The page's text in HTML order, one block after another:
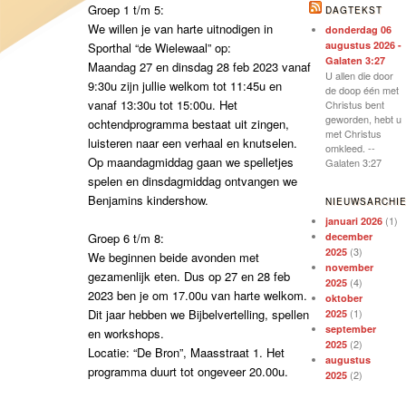
Groep 1 t/m 5:
We willen je van harte uitnodigen in
Sporthal “de Wielewaal” op:
Maandag 27 en dinsdag 28 feb 2023 vanaf
9:30u zijn jullie welkom tot 11:45u en
vanaf 13:30u tot 15:00u. Het
ochtendprogramma bestaat uit zingen,
luisteren naar een verhaal en knutselen.
Op maandagmiddag gaan we spelletjes
spelen en dinsdagmiddag ontvangen we
Benjamins kindershow.
Groep 6 t/m 8:
We beginnen beide avonden met
gezamenlijk eten. Dus op 27 en 28 feb
2023 ben je om 17.00u van harte welkom.
Dit jaar hebben we Bijbelvertelling, spellen
en workshops.
Locatie: “De Bron”, Maasstraat 1. Het
programma duurt tot ongeveer 20.00u.
DAGTEKST
donderdag 06
augustus 2026 -
Galaten 3:27
U allen die door
de doop één met
Christus bent
geworden, hebt u
met Christus
omkleed. --
Galaten 3:27
januari 2026 (1)
december
2025 (3)
november
2025 (4)
oktober
2025 (1)
september
2025 (2)
augustus
2025 (2)